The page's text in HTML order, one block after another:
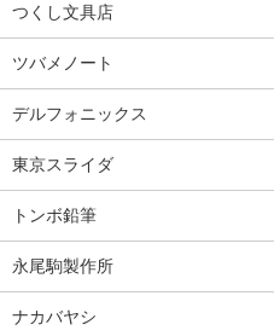
つくし文具店
ツバメノート
デルフォニックス
東京スライダ
トンボ鉛筆
永尾駒製作所
ナカバヤシ